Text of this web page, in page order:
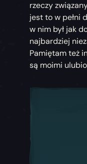
rzeczy
jest to w pełni
w nim był jak
najbardziej
Pamiętam też
są moimi